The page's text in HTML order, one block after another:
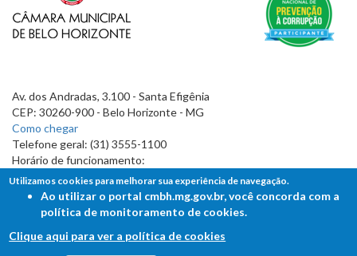
Av. dos Andradas, 3.100 - Santa Efigênia
CEP: 30260-900 - Belo Horizonte - MG
Como chegar
Telefone geral: (31) 3555-1100
Horário de funcionamento:
7h às 19h
Utilizamos cookies para melhorar sua experiência de navegação.
Ao utilizar o portal cmbh.mg.gov.br, você concorda com a
política de monitoramento de cookies.
Clique aqui para ver a política de cookies